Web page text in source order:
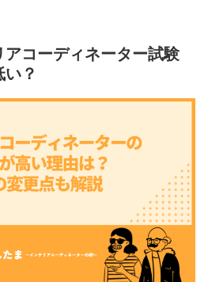
アコーディネーター試験
？